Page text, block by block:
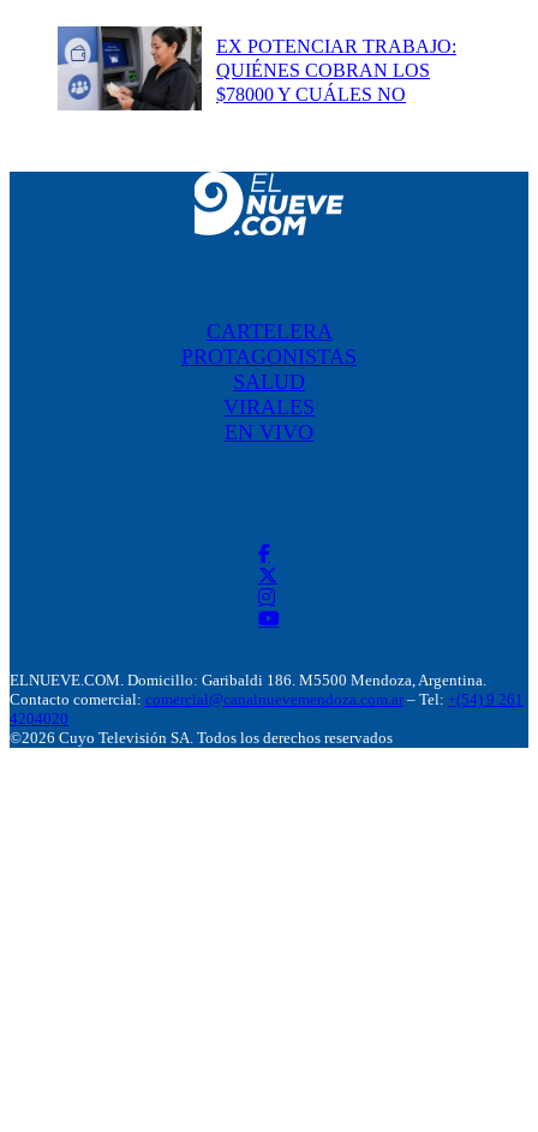
EX POTENCIAR TRABAJO:
QUIÉNES COBRAN LOS
$78000 Y CUÁLES NO
CARTELERA
PROTAGONISTAS
SALUD
VIRALES
EN VIVO
ELNUEVE.COM. Domicillo: Garibaldi 186. M5500 Mendoza, Argentina.
Contacto comercial: comercial@canalnuevemendoza.com.ar – Tel: +(54) 9 261
4204020
©2026 Cuyo Televisión SA. Todos los derechos reservados